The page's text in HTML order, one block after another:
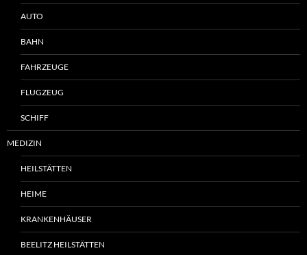
AUTO
BAHN
FAHRZEUGE
FLUGZEUG
SCHIFF
MEDIZIN
HEILSTÄTTEN
HEIME
KRANKENHÄUSER
BEELITZ HEILSTÄTTEN